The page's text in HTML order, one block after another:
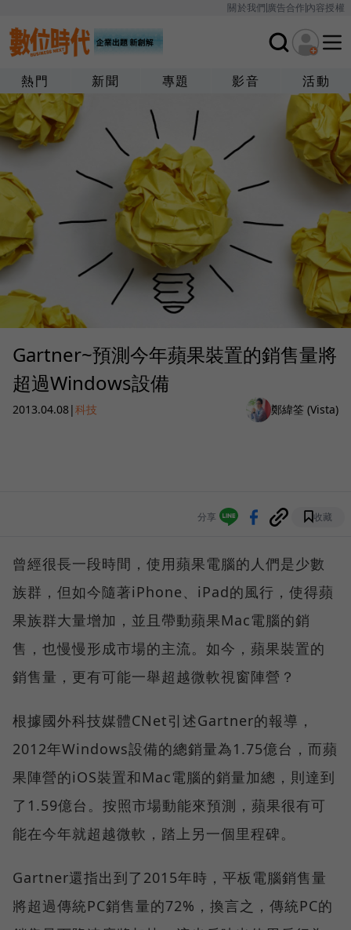
關於我們廣告合作內容授權
熱門 新聞 專題 影音 活動
Gartner~預測今年蘋果裝置的銷售量將
超過Windows設備
2013.04.08|科技 鄭緯筌 (Vista)
分享 收藏
曾經很長一段時間，使用蘋果電腦的人們是少數
族群，但如今隨著iPhone、iPad的風行，使得蘋
果族群大量增加，並且帶動蘋果Mac電腦的銷
售，也慢慢形成市場的主流。如今，蘋果裝置的
銷售量，更有可能一舉超越微軟視窗陣營？
根據國外科技媒體CNet引述Gartner的報導，
2012年Windows設備的總銷量為1.75億台，而蘋
果陣營的iOS裝置和Mac電腦的銷量加總，則達到
了1.59億台。按照市場動能來預測，蘋果很有可
能在今年就超越微軟，踏上另一個里程碑。
Gartner還指出到了2015年時，平板電腦銷售量
將超過傳統PC銷售量的72%，換言之，傳統PC的